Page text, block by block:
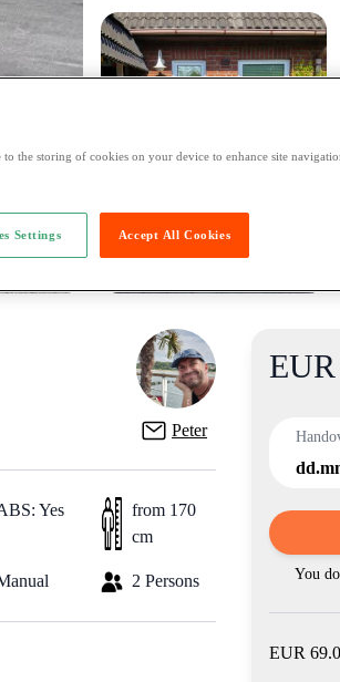
Peter
Product
You
EUR
Yes
from 170
cm
2 Persons
the storing of cookies on your device to enhance site
Accept All Cookies
Settings